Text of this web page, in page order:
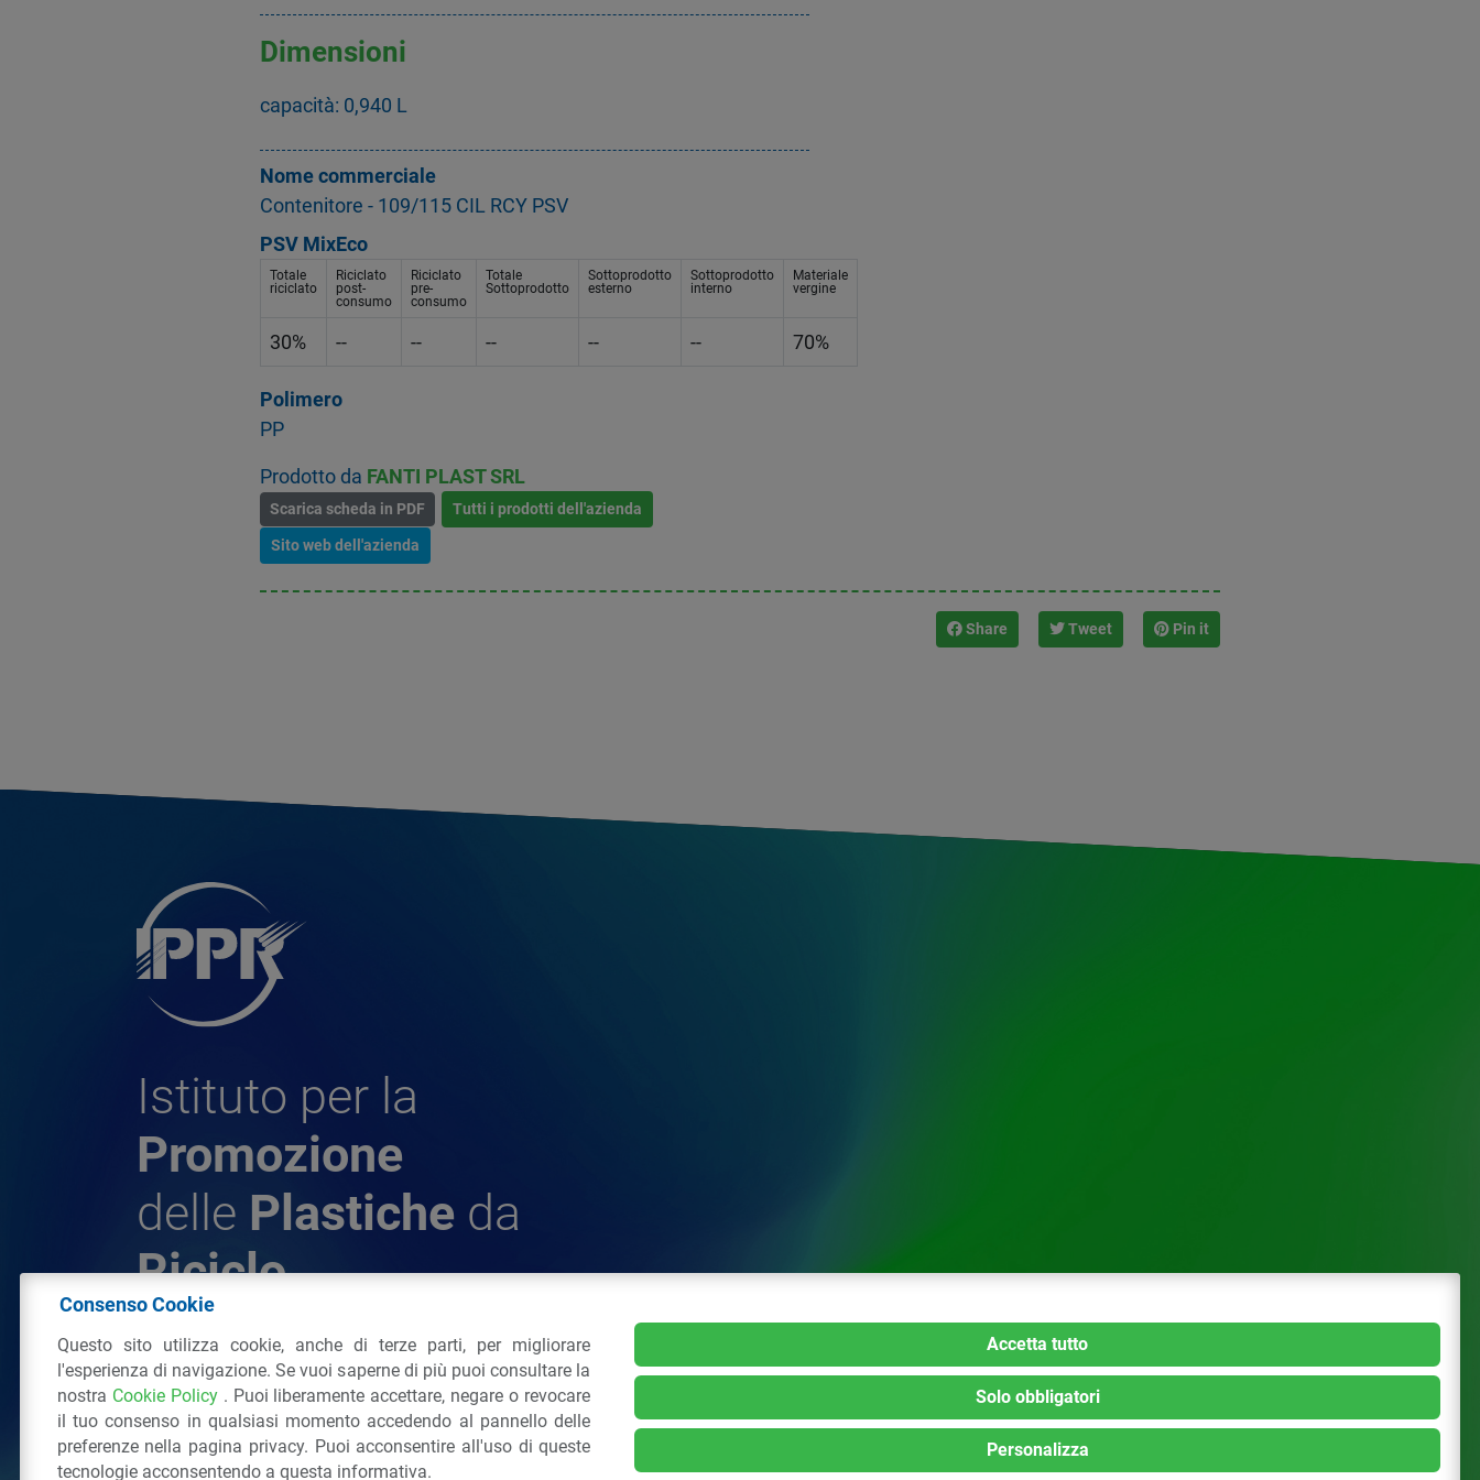
Dimensioni
capacità: 0,940 L
Nome commerciale
Contenitore - 109/115 CIL RCY PSV
PSV MixEco
Totale
riciclato
Riciclato
post-
consumo
Riciclato
pre-
consumo
Totale
Sottoprodotto
Sottoprodotto
esterno
Sottoprodotto
interno
Materiale
vergine
30% -- -- -- -- -- 70%
Polimero
PP
Prodotto da FANTI PLAST SRL
Scarica scheda in PDF Tutti i prodotti dell'azienda
Sito web dell'azienda
Share Tweet Pin it
Istituto per la
Promozione
delle Plastiche da
Riciclo
© 2026 - IPPR Istituto per la Promozione delle Plastiche
da Riciclo
C.F. 97381090154
Via San Vittore 3620123 Milano(MI) Tel.: 02 43928225.
Tutti i diritti riservatiPrivacy Policy
Consenso Cookie
Questo sito utilizza cookie, anche di terze parti, per migliorare
l'esperienza di navigazione. Se vuoi saperne di più puoi consultare la
nostra Cookie Policy . Puoi liberamente accettare, negare o revocare
il tuo consenso in qualsiasi momento accedendo al pannello delle
preferenze nella pagina privacy. Puoi acconsentire all'uso di queste
tecnologie acconsentendo a questa informativa.
Accetta tutto
Solo obbligatori
Personalizza